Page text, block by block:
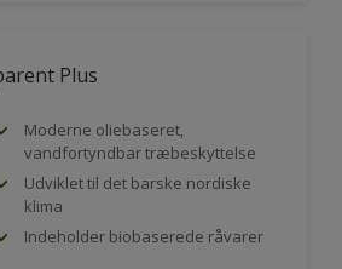
Plus
Moderne oliebaseret,
vandfortyndbar træbeskyttelse
Udviklet til det barske nordiske
klima
Indeholder biobaserede råvarer